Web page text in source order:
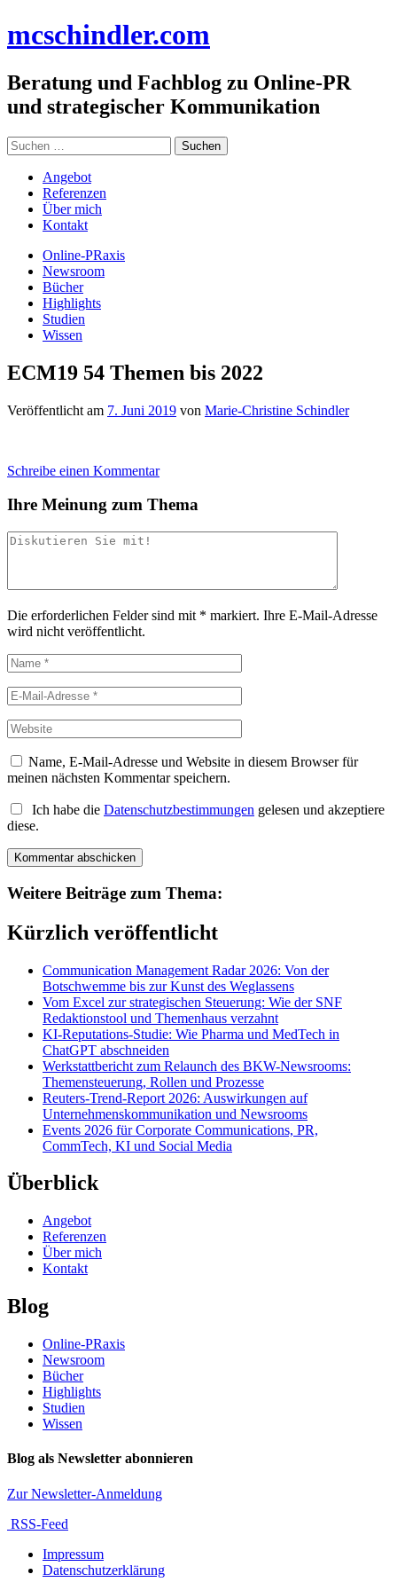
Inhalt
mcschindler.com
Beratung und Fachblog zu Online-PR
und strategischer Kommunikation
Suchen
nach:
Angebot
Referenzen
Über mich
Kontakt
Online-PRaxis
Newsroom
Bücher
Highlights
Studien
Wissen
ECM19 54 Themen bis 2022
Veröffentlicht am 7. Juni 2019 von Marie-Christine Schindler
Schreibe einen Kommentar
Ihre Meinung zum Thema
Die erforderlichen Felder sind mit * markiert. Ihre E-Mail-Adresse
wird nicht veröffentlicht.
Name, E-Mail-Adresse und Website in diesem Browser für
meinen nächsten Kommentar speichern.
Ich habe die Datenschutzbestimmungen gelesen und akzeptiere
diese.
Weitere Beiträge zum Thema:
Kürzlich veröffentlicht
Communication Management Radar 2026: Von der
Botschwemme bis zur Kunst des Weglassens
Vom Excel zur strategischen Steuerung: Wie der SNF
Redaktionstool und Themenhaus verzahnt
KI-Reputations-Studie: Wie Pharma und MedTech in
ChatGPT abschneiden
Werkstattbericht zum Relaunch des BKW-Newsrooms:
Themensteuerung, Rollen und Prozesse
Reuters-Trend-Report 2026: Auswirkungen auf
Unternehmenskommunikation und Newsrooms
Events 2026 für Corporate Communications, PR,
CommTech, KI und Social Media
Überblick
Angebot
Referenzen
Über mich
Kontakt
Blog
Online-PRaxis
Newsroom
Bücher
Highlights
Studien
Wissen
Blog als Newsletter abonnieren
Zur Newsletter-Anmeldung
RSS-Feed
Impressum
Datenschutzerklärung